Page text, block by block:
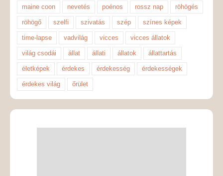
maine coon nevetés poénos rossz nap röhögés
röhögő szelfi szivatás szép színes képek
time-lapse vadvilág vicces vicces állatok
világ csodái állat állati állatok állattartás
életképek érdekes érdekesség érdekességek
érdekes világ őrület